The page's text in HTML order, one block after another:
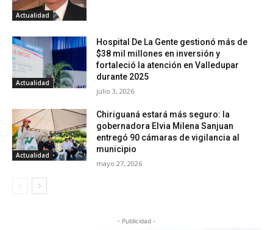
Actualidad
Actualidad
Hospital De La Gente gestionó más de
$38 mil millones en inversión y
fortaleció la atención en Valledupar
durante 2025
julio 3, 2026
Actualidad
Chiriguaná estará más seguro: la
gobernadora Elvia Milena Sanjuan
entregó 90 cámaras de vigilancia al
municipio
mayo 27, 2026
- Publicidad -